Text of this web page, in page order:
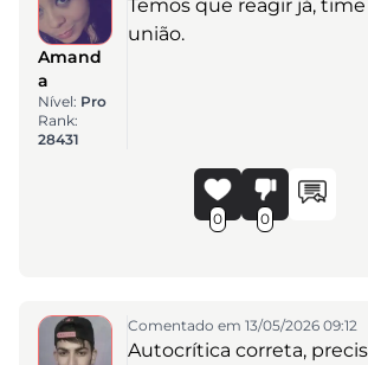
Amand
a
Nível: Pro
Rank:
28431
Temos que reagir já,
união.
0 0
Comentado em 13/05/2026 09:12
Autocrítica correta,